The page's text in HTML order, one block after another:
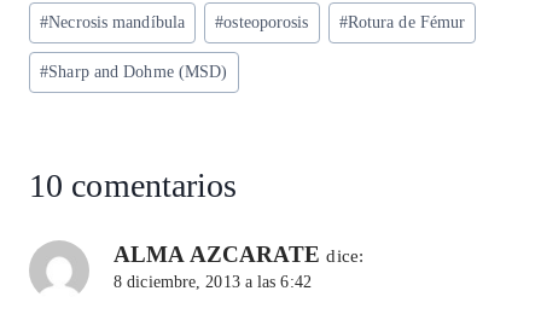
p
p
m o
k
n
la
entrada:
#Necrosis mandíbula #osteoporosis #Rotura de Fémur
#Sharp and Dohme (MSD)
10 comentarios
ALMA AZCARATE dice:
8 diciembre, 2013 a las 6:42